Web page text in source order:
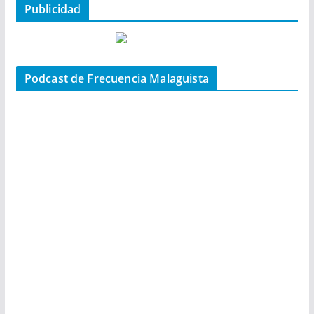
Publicidad
Podcast de Frecuencia Malaguista